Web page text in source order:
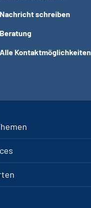
Nachricht schreiben
Beratung
Alle Kontaktmöglichkeiten